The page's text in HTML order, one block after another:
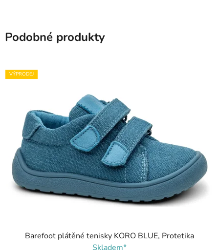
Podobné produkty
VÝPRODEJ
Barefoot plátěné tenisky KORO BLUE, Protetika
Skladem*